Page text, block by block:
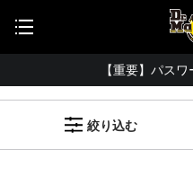
公式アプリで
【重要】パス
【重要なお知らせ】
お友達にポイントをプ
メリージェ
(20
絞り込む